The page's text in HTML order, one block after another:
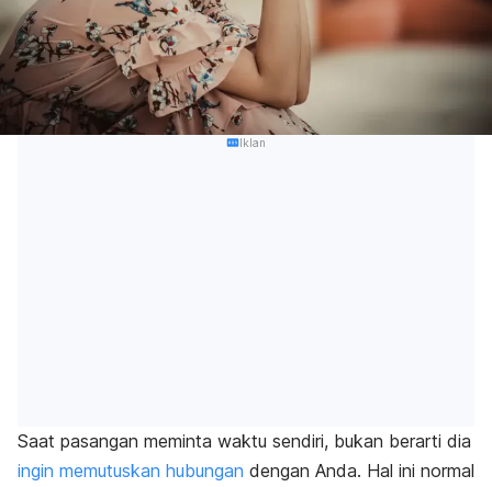
Iklan
Saat pasangan meminta waktu sendiri, bukan berarti dia
ingin memutuskan hubungan dengan Anda. Hal ini normal